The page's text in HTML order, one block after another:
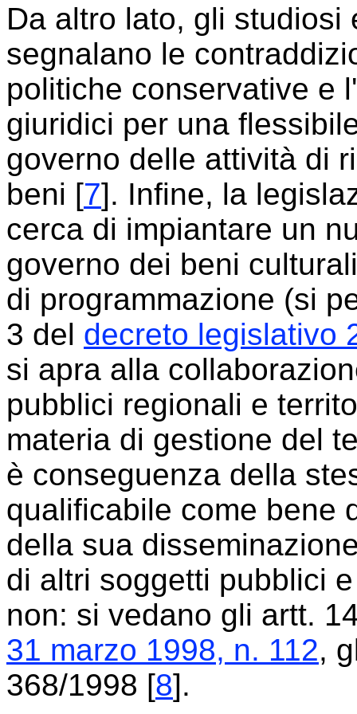
Da altro lato, gli
segnalano le
politiche conservative e
giuridici per una
governo delle attività di
beni [7]. Infine, la
cerca di impiantare un
governo dei beni
di programmazione (si
3 del decreto legislativo
si apra alla
pubblici regionali e
materia di gestione del
è conseguenza della
qualificabile come bene
della sua
di altri soggetti pubblici
non: si vedano gli artt.
31 marzo 1998, n. 112,
368/1998 [8].